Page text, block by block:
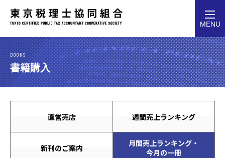
MENU
BOOKS
書籍購入
直営売店 週間売上ランキング
新刊のご案内
月間売上ランキング・
今月の一冊